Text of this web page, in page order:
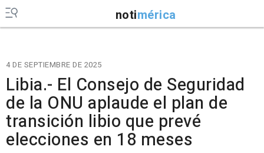
notimérica
4 DE SEPTIEMBRE DE 2025
Libia.- El Consejo de Seguridad
de la ONU aplaude el plan de
transición libio que prevé
elecciones en 18 meses